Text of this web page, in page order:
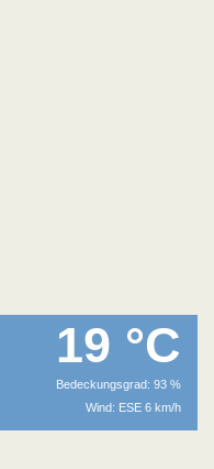
19 °C
Bedeckungsgrad: 93 %
Wind: ESE 6 km/h